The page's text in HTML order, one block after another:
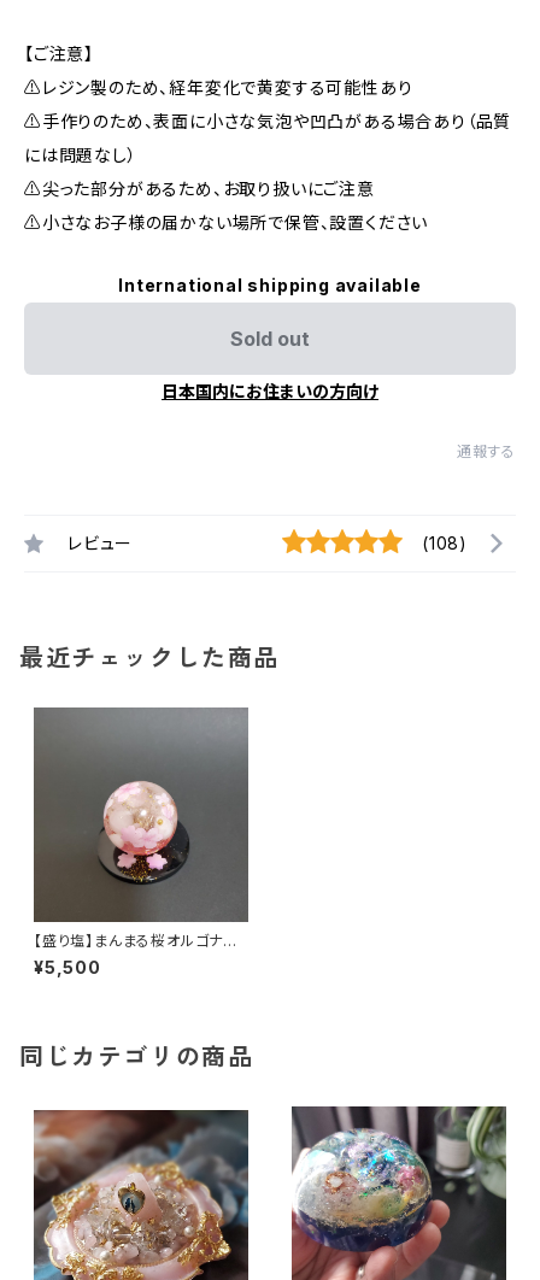
【ご注意】
⚠レジン製のため、経年変化で黄変する可能性あり
⚠手作りのため、表面に小さな気泡や凹凸がある場合あり（品質
には問題なし）
⚠尖った部分があるため、お取り扱いにご注意
⚠小さなお子様の届かない場所で保管、設置ください
International shipping available
Sold out
日本国内にお住まいの方向け
通報する
レビュー (108)
最近チェックした商品
【盛り塩】まんまる桜オルゴナイ
ト（台座付き）
¥5,500
同じカテゴリの商品